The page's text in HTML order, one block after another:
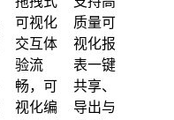
可视化
交互体
验流
畅，可
视化编
质量可
视化报
表一键
共享、
导出与